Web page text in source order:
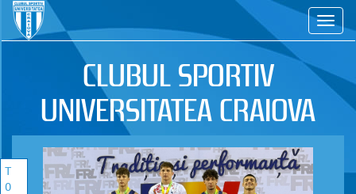
CS
CLUBUL SPORTIV
UNIVERSITATEA CRAIOVA
TOATE
NOUTATILE
Vezi toate stirile!
T
O